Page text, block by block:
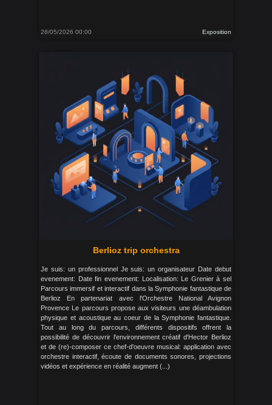
28/05/2026 00:00 Exposition
Berlioz trip orchestra
Je suis: un professionnel Je suis: un organisateur Date debut
evenement: Date fin evenement: Localisation: Le Grenier à sel
Parcours immersif et interactif dans la Symphonie fantastique de
Berlioz En partenariat avec l'Orchestre National Avignon
Provence Le parcours propose aux visiteurs une déambulation
physique et acoustique au coeur de la Symphonie fantastique.
Tout au long du parcours, différents dispositifs offrent la
possibilité de découvrir l'environnement créatif d'Hector Berlioz
et de (re)-composer ce chef-d'oeuvre musical: application avec
orchestre interactif, écoute de documents sonores, projections
vidéos et expérience en réalité augment (...)